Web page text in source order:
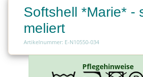
Softshell *Marie* -
meliert
Artikelnummer: E-N10550-034
Pflegehinweise